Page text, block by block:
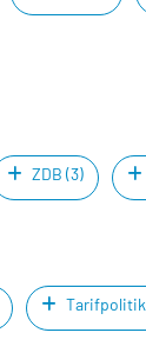
ZDB (3)
Tarifpolitik